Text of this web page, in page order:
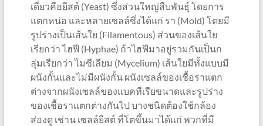
เดี่ยวคือยีสต์ (Yeast) ซึ่งส่วนใหญ่สืบพันธุ์ โดยการ
แตกหน่อ และหลายเซลล์ซึ่งได้แก่ รา (Mold) โดยมี
รูปร่างเป็นเส้นใย (Filamentous) ส่วนของเส้นใย
เรียกว่า ไฮฟี (Hyphae) ถ้าไฮฟีมาอยู่รวมกันเป็นก
ลุ่มเรียกว่า ไมซีเลียม (Mycelium) เส้นใยมีทั้งแบบมี
ผนังกั้นและไม่มีผนังกั้น ผนังเซลล์ของเชื้อราแตก
ต่างจากผนังเซลล์ของแบคทีเรียขนาดและรูปร่าง
ของเชื้อราแตกต่างกันไป บางชนิดต้องใช้กล้อง
ส่องดู เช่าน เซลล์ยีสต์ ที่โตขึ้นมาได้แก่ พวกที่มี